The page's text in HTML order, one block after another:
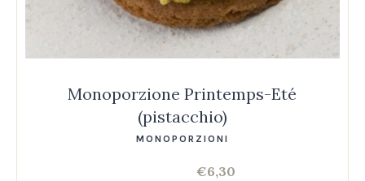
Monoporzione Printemps-Eté
(pistacchio)
MONOPORZIONI
€6,30